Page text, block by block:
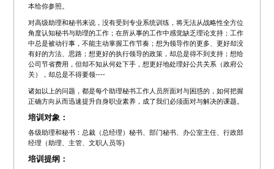
本给你参照。
对高级助理和秘书来说，没有受到专业系统训练，将无法从战略性全方位
角度认知秘书与助理的工作；在所从事的工作中感觉缺乏理论支持；工作
中总是被动行事，不能主动掌握工作节奏；想为领导作的更多、更好却没
有好的方法、思路；想更好的执行领导的政策，却总是得不到支持；想给
公司节省费用，但却不知从何处下手，想更好地处理好公共关系（政府公
关），却总是不得要领----
诸如以上的问题，都是每个助理秘书工作人员所面对与困惑的，如何把握
正确方向从而迅速提升自身职业素养，成了我们必须面对与解决的课题。
培训对象：
各级助理和秘书：总裁（总经理）秘书、部门秘书、办公室主任、行政部
经理（助理、主管、文职人员等)
培训提纲：